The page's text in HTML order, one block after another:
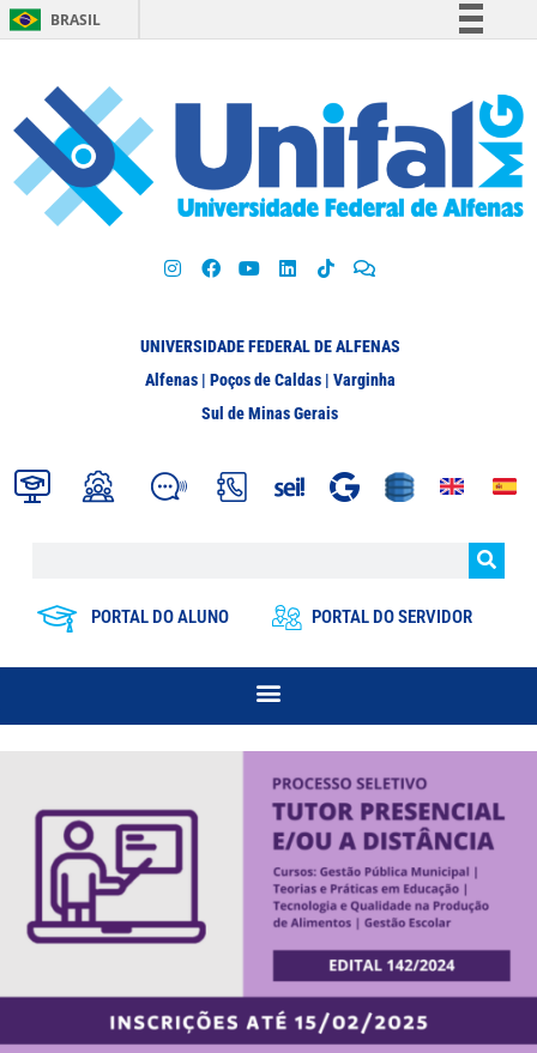
BRASIL
Participe
Acesso à informação
Legislação
UNIVERSIDADE FEDERAL DE ALFENAS
Alfenas | Poços de Caldas | Varginha
Sul de Minas Gerais
PORTAL DO ALUNO PORTAL DO SERVIDOR